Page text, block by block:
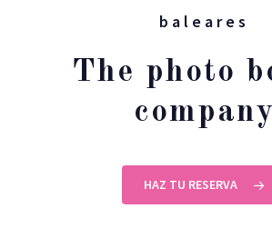
baleares
The photo
company
HAZ TU RESERVA